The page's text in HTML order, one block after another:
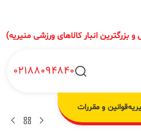
بزرگترین انبار کالاهای ورزشی منیریه)
02188094840
قوانین و مقررات